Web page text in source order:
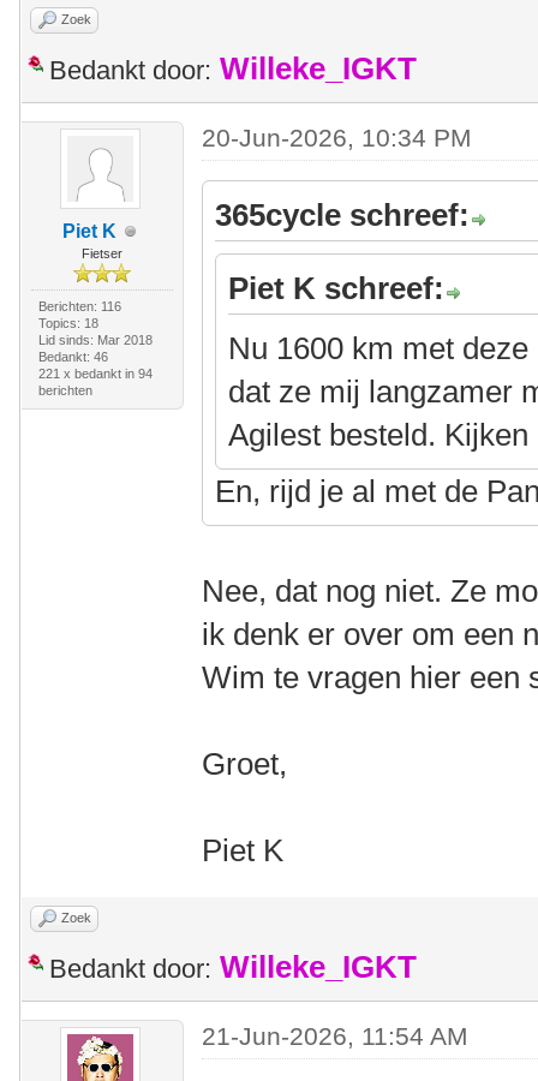
Zoek
Bedankt door: Willeke_IGKT
Piet K
Fietser
Berichten: 116
Topics: 18
Lid sinds: Mar 2018
Bedankt: 46
221 x bedankt in 94
berichten
20-Jun-2026, 10:34 PM
365cycle schreef:
Piet K schreef:
Nu 1600 km met
dat ze mij langzamer
Agilest besteld.
En, rijd je al met de
Nee, dat nog niet. Ze
ik denk er over om een
Wim te vragen hier een
Groet,
Piet K
Zoek
Bedankt door: Willeke_IGKT
21-Jun-2026, 11:54 AM